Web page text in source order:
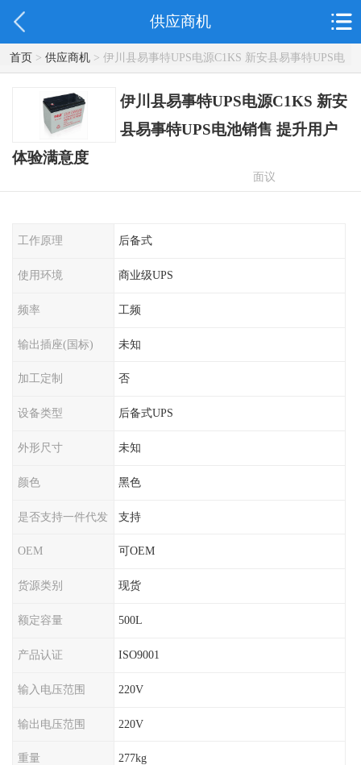
供应商机
首页> 供应商机> 伊川县易事特UPS电源C1KS 新安县易事特UPS电
池销售 提升用户体验满意度
伊川县易事特UPS电源C1KS 新安
县易事特UPS电池销售 提升用户
体验满意度
面议
工作原理 后备式
使用环境 商业级UPS
频率 工频
输出插座(国标) 未知
加工定制 否
设备类型 后备式UPS
外形尺寸 未知
颜色 黑色
是否支持一件代发 支持
OEM 可OEM
货源类别 现货
额定容量 500L
产品认证 ISO9001
输入电压范围 220V
输出电压范围 220V
重量 277kg